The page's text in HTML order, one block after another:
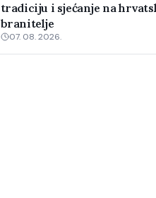
tradiciju i sjećanje na
branitelje
07. 08. 2026.